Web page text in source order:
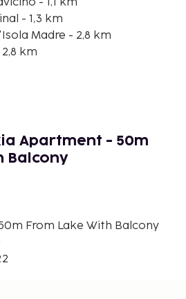
- 1,3 km
Madre - 2,8 km
km
e Protasio - 4 km
- 4 km
- 4,3 km
Malpensa (MXP) - 51,2 km
km
- 105,7 km
Airport (BGY) - 131,4 km
Apartment - 50m
Balcony
From Lake With Balcony